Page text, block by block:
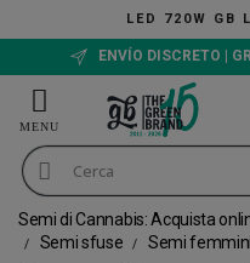
ENVÍO DISCRETO |
Semi di Cannabis: Acquista
Semi sfuse
Semi